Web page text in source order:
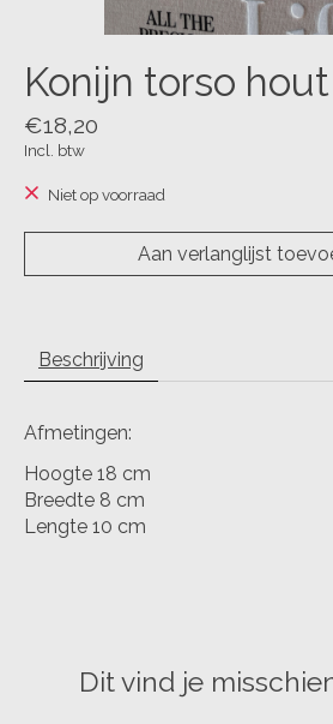
Konijn torso hout
€18,20
Incl. btw
Niet op voorraad
Aan verlanglijst
Beschrijving
Afmetingen:
Hoogte 18 cm
Breedte 8 cm
Lengte 10 cm
Dit vind je